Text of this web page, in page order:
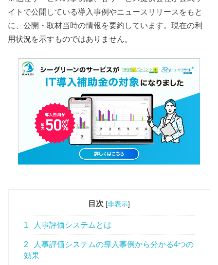
イトで公開している導入事例やニュースリリースをもと
に、公開・取材当時の情報を要約しています。現在の利
用状況を示すものではありません。
目次 [非表示]
1 人事評価システムとは
2
人事評価システムの導入事例から分かる4つの
効果